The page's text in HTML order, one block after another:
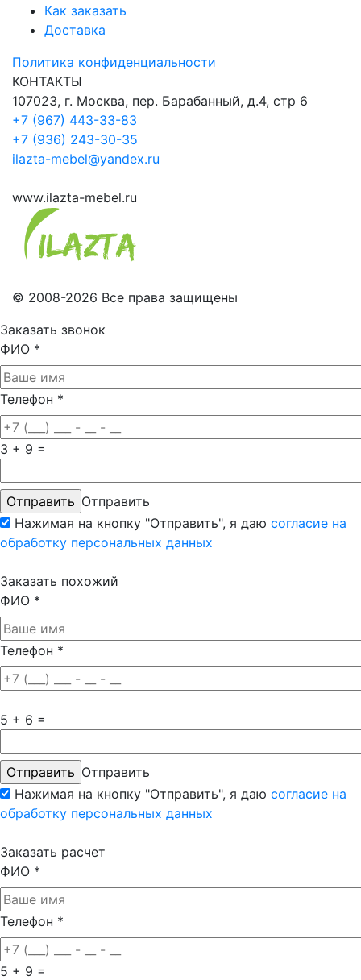
Как заказать
Доставка
Политика конфиденциальности
КОНТАКТЫ
107023, г. Москва, пер. Барабанный, д.4, стр 6
+7 (967) 443-33-83
+7 (936) 243-30-35
ilazta-mebel@yandex.ru
www.ilazta-mebel.ru
© 2008-2026 Все права защищены
Заказать звонок
ФИО *
Телефон *
3 + 9 =
Отправить
Нажимая на кнопку "Отправить", я даю согласие на
обработку персональных данных
Заказать похожий
ФИО *
Телефон *
5 + 6 =
Отправить
Нажимая на кнопку "Отправить", я даю согласие на
обработку персональных данных
Заказать расчет
ФИО *
Телефон *
5 + 9 =